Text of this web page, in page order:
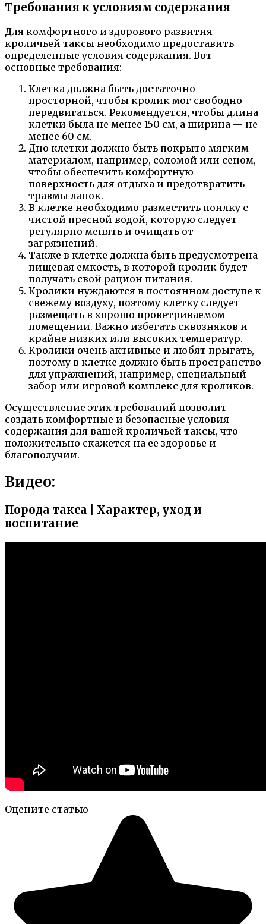
Требования к условиям содержания
Для комфортного и здорового развития
кроличьей таксы необходимо предоставить
определенные условия содержания. Вот
основные требования:
Клетка должна быть достаточно
просторной, чтобы кролик мог свободно
передвигаться. Рекомендуется, чтобы длина
клетки была не менее 150 см, а ширина — не
менее 60 см.
Дно клетки должно быть покрыто мягким
материалом, например, соломой или сеном,
чтобы обеспечить комфортную
поверхность для отдыха и предотвратить
травмы лапок.
В клетке необходимо разместить поилку с
чистой пресной водой, которую следует
регулярно менять и очищать от
загрязнений.
Также в клетке должна быть предусмотрена
пищевая емкость, в которой кролик будет
получать свой рацион питания.
Кролики нуждаются в постоянном доступе к
свежему воздуху, поэтому клетку следует
размещать в хорошо проветриваемом
помещении. Важно избегать сквозняков и
крайне низких или высоких температур.
Кролики очень активные и любят прыгать,
поэтому в клетке должно быть пространство
для упражнений, например, специальный
забор или игровой комплекс для кроликов.
Осуществление этих требований позволит
создать комфортные и безопасные условия
содержания для вашей кроличьей таксы, что
положительно скажется на ее здоровье и
благополучии.
Видео:
Порода такса | Характер, уход и
воспитание
Оцените статью